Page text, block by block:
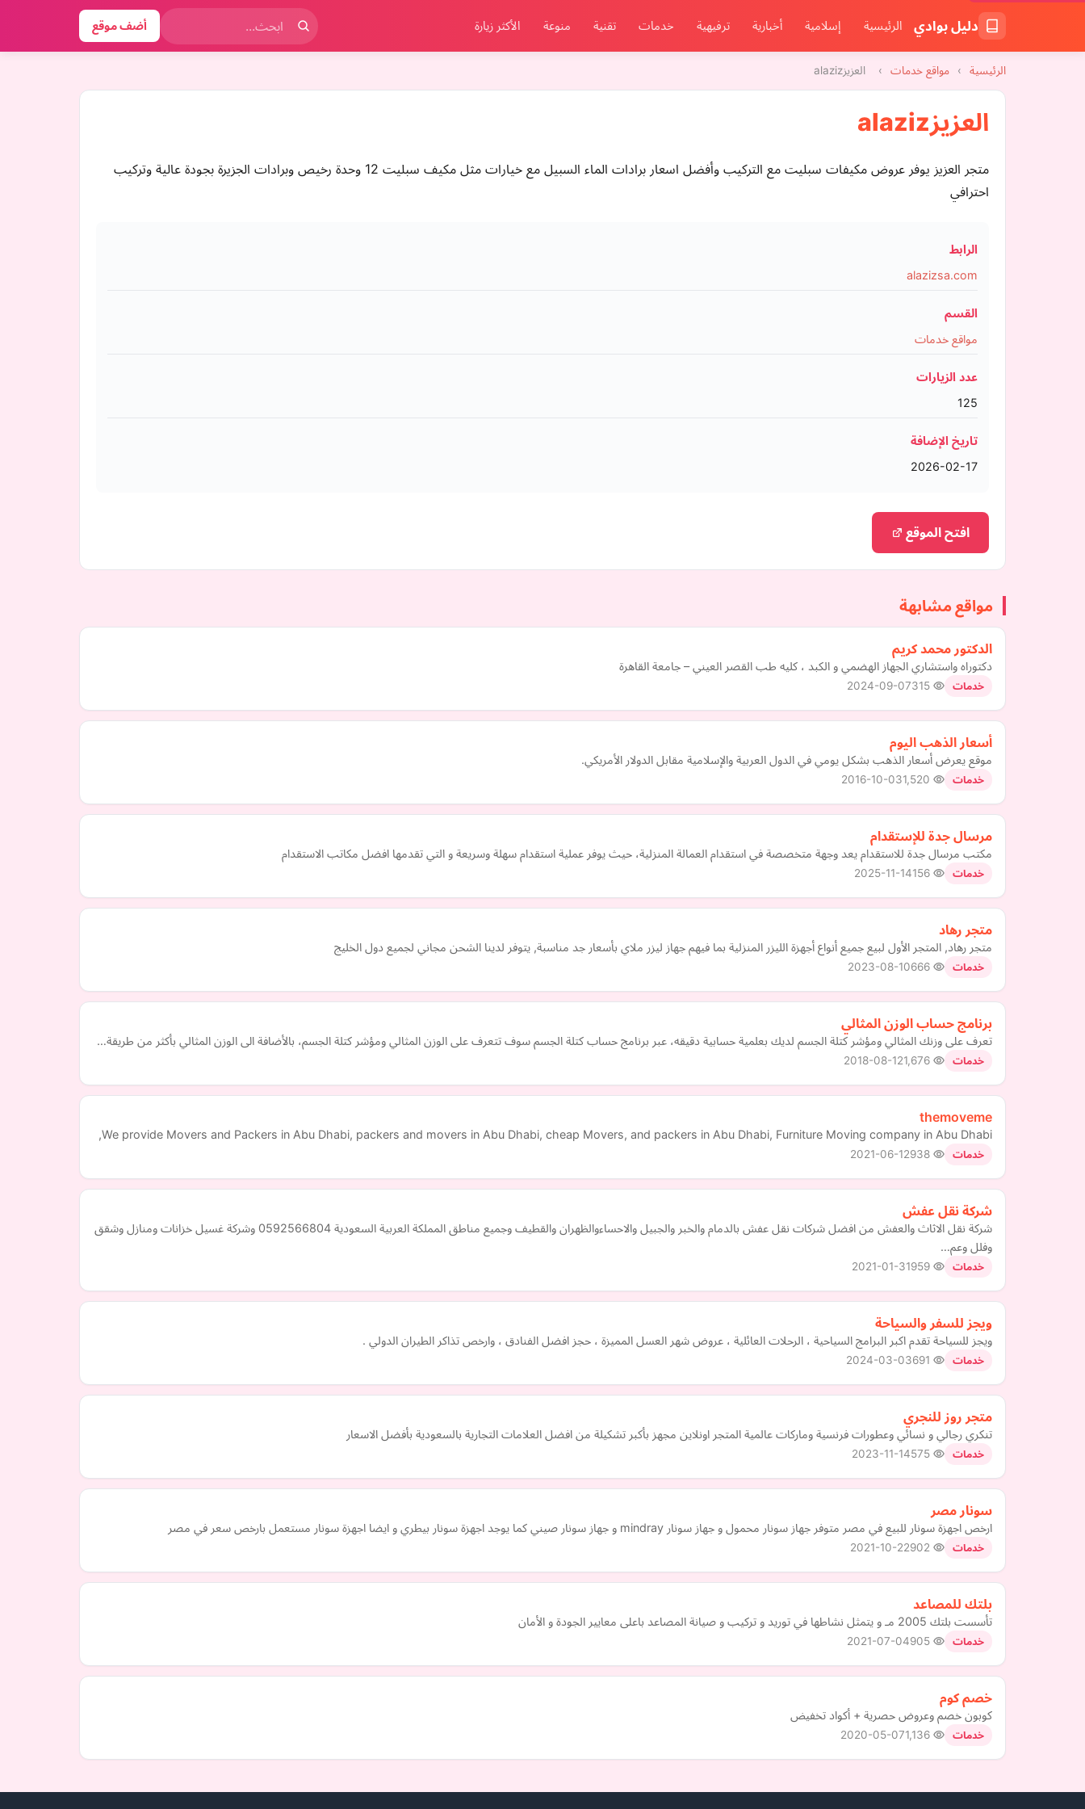
دليل بوادي الرئيسية إسلامية أخبارية ترفيهية خدمات تقنية منوعة الأكثر زيارة أضف موقع
الرئيسية › مواقع خدمات › العزيزalaziz
العزيزalaziz
متجر العزيز يوفر عروض مكيفات سبليت مع التركيب وأفضل اسعار برادات الماء السبيل مع خيارات مثل مكيف سبليت 12 وحدة رخيص وبرادات الجزيرة بجودة عالية وتركيب
احترافي
الرابط
alazizsa.com
القسم
مواقع خدمات
عدد الزيارات
125
تاريخ الإضافة
2026-02-17
افتح الموقع
مواقع مشابهة
الدكتور محمد كريم
دكتوراه واستشاري الجهاز الهضمي و الكبد ، كليه طب القصر العيني – جامعة القاهرة
خدمات 2024-09-07
أسعار الذهب اليوم
موقع يعرض أسعار الذهب بشكل يومي في الدول العربية والإسلامية مقابل الدولار الأمريكي.
خدمات 2016-10-03
مرسال جدة للإستقدام
مكتب مرسال جدة للاستقدام يعد وجهة متخصصة في استقدام العمالة المنزلية، حيث يوفر عملية استقدام سهلة وسريعة و التي تقدمها افضل مكاتب الاستقدام
خدمات 2025-11-14
متجر رهاد
متجر رهاد, المتجر الأول لبيع جميع أنواع أجهزة الليزر المنزلية بما فيهم جهاز ليزر ملاي بأسعار جد مناسبة, يتوفر لدينا الشحن مجاني لجميع دول الخليج
خدمات 2023-08-10
برنامج حساب الوزن المثالي
تعرف على وزنك المثالي ومؤشر كتلة الجسم لديك بعلمية حسابية دقيقه، عبر برنامج حساب كتلة الجسم سوف تتعرف على الوزن المثالي ومؤشر كتلة الجسم، بالأضافة الى الوزن المثالي بأكثر من طريقة…
خدمات 2018-08-12
themoveme
We provide Movers and Packers in Abu Dhabi, packers and movers in Abu Dhabi, cheap Movers, and packers in Abu Dhabi, Furniture Moving company in Abu Dhabi,
خدمات 2021-06-12
شركة نقل عفش
شركة نقل الاثاث والعفش من افضل شركات نقل عفش بالدمام والخبر والجبيل والاحساءوالظهران والقطيف وجميع مناطق المملكة العربية السعودية 0592566804 وشركة غسيل خزانات ومنازل وشقق
وفلل وعم…
خدمات 2021-01-31
ويجز للسفر والسياحة
ويجز للسياحة تقدم اكبر البرامج السياحية ، الرحلات العائلية ، عروض شهر العسل المميزة ، حجز افضل الفنادق ، وارخص تذاكر الطيران الدولي .
خدمات 2024-03-03
متجر روز للنجري
تنكري رجالي و نسائي وعطورات فرنسية وماركات عالمية المتجر اونلاين مجهز بأكبر تشكيلة من افضل العلامات التجارية بالسعودية بأفضل الاسعار
خدمات 2023-11-14
سونار مصر
ارخص اجهزة سونار للبيع في مصر متوفر جهاز سونار محمول و جهاز سونار mindray و جهاز سونار صيني كما يوجد اجهزة سونار بيطري و ايضا اجهزة سونار مستعمل بارخص سعر في مصر
خدمات 2021-10-22
بلتك للمصاعد
تأسست بلتك 2005 مـ و يتمثل نشاطها في توريد و تركيب و صيانة المصاعد باعلى معايير الجودة و الأمان
خدمات 2021-07-04
خصم كوم
كوبون خصم وعروض حصرية + أكواد تخفيض
خدمات 2020-05-07